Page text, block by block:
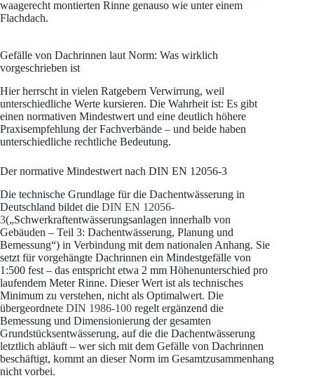
waagerecht montierten Rinne genauso wie unter einem
Flachdach.
Gefälle von Dachrinnen laut Norm: Was wirklich
vorgeschrieben ist
Hier herrscht in vielen Ratgebern Verwirrung, weil
unterschiedliche Werte kursieren. Die Wahrheit ist: Es gibt
einen normativen Mindestwert und eine deutlich höhere
Praxisempfehlung der Fachverbände – und beide haben
unterschiedliche rechtliche Bedeutung.
Der normative Mindestwert nach DIN EN 12056-3
Die technische Grundlage für die Dachentwässerung in
Deutschland bildet die DIN EN 12056-
3(„Schwerkraftentwässerungsanlagen innerhalb von
Gebäuden – Teil 3: Dachentwässerung, Planung und
Bemessung“) in Verbindung mit dem nationalen Anhang. Sie
setzt für vorgehängte Dachrinnen ein Mindestgefälle von
1:500 fest – das entspricht etwa 2 mm Höhenunterschied pro
laufendem Meter Rinne. Dieser Wert ist als technisches
Minimum zu verstehen, nicht als Optimalwert. Die
übergeordnete DIN 1986-100 regelt ergänzend die
Bemessung und Dimensionierung der gesamten
Grundstücksentwässerung, auf die die Dachentwässerung
letztlich abläuft – wer sich mit dem Gefälle von Dachrinnen
beschäftigt, kommt an dieser Norm im Gesamtzusammenhang
nicht vorbei.